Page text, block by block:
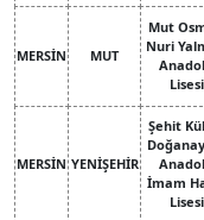
MERSİN MUT
Mut
Nuri
Lisesi
MERSİN YENİŞEHİR
Şehit
Doğanay
İmam
Lisesi